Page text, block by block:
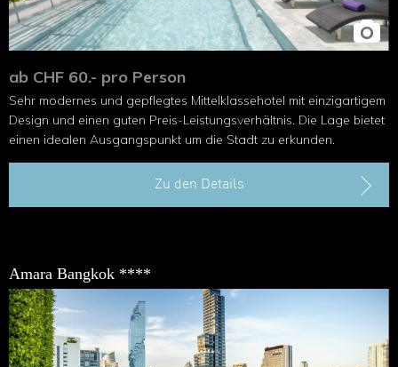
ab CHF 60.- pro Person
Sehr modernes und gepflegtes Mittelklassehotel mit einzigartigem
Design und einen guten Preis-Leistungsverhältnis. Die Lage bietet
einen idealen Ausgangspunkt um die Stadt zu erkunden.
Zu den Details
Amara Bangkok ****